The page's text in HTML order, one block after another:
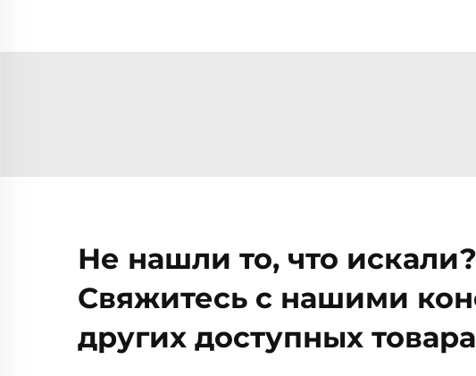
Не нашли то, что искали?
Свяжитесь с нашими
других доступных